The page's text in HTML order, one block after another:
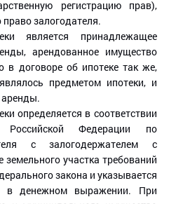
регистрацию прав),
залогодателя.
является принадлежащее
арендованное имущество
в договоре об ипотеке так же,
предметом ипотеки, и
аренды.
определяется в соответствии
Российской Федерации по
с залогодержателем с
участка требований
закона и указывается
в денежном выражении. При